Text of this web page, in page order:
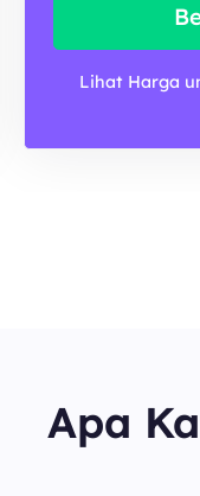
Lihat Harga
Apa